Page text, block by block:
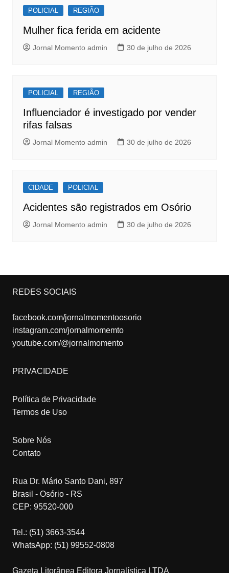
o
o
k
p
p
POLICIAL REGIÃO
Mulher fica ferida em acidente
Jornal Momento admin 30 de julho de 2026
POLICIAL REGIÃO
Influenciador é investigado por vender
rifas falsas
Jornal Momento admin 30 de julho de 2026
CIDADE POLICIAL
Acidentes são registrados em Osório
Jornal Momento admin 30 de julho de 2026
REDES SOCIAIS
facebook.com/jornalmomentoosorio
instagram.com/jornalmomemto
youtube.com/@jornalmomento
PRIVACIDADE
Política de Privacidade
Termos de Uso
Sobre Nós
Contato
Rua Dr. Mário Santo Dani, 897
Brasil - Osório - RS
CEP: 95520-000
Tel.: (51) 3663-3544
WhatsApp: (51) 99552-0808
Gazeta Litorânea Editora Jornalística LTDA